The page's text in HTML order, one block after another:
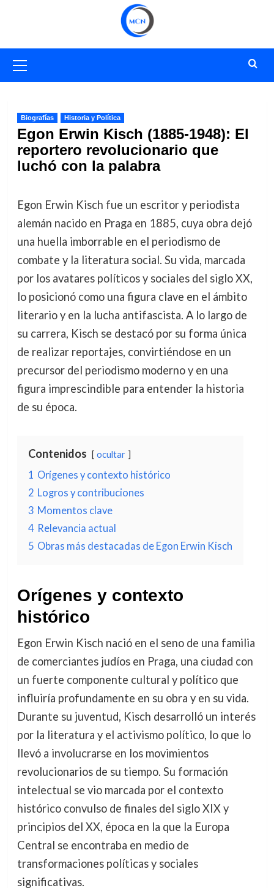
primario
Biografías Historia y Política
Egon Erwin Kisch (1885-1948): El
reportero revolucionario que
luchó con la palabra
Egon Erwin Kisch fue un escritor y periodista
alemán nacido en Praga en 1885, cuya obra dejó
una huella imborrable en el periodismo de
combate y la literatura social. Su vida, marcada
por los avatares políticos y sociales del siglo XX,
lo posicionó como una figura clave en el ámbito
literario y en la lucha antifascista. A lo largo de
su carrera, Kisch se destacó por su forma única
de realizar reportajes, convirtiéndose en un
precursor del periodismo moderno y en una
figura imprescindible para entender la historia
de su época.
Contenidos ocultar
1 Orígenes y contexto histórico
2 Logros y contribuciones
3 Momentos clave
4 Relevancia actual
5 Obras más destacadas de Egon Erwin Kisch
Orígenes y contexto
histórico
Egon Erwin Kisch nació en el seno de una familia
de comerciantes judíos en Praga, una ciudad con
un fuerte componente cultural y político que
influiría profundamente en su obra y en su vida.
Durante su juventud, Kisch desarrolló un interés
por la literatura y el activismo político, lo que lo
llevó a involucrarse en los movimientos
revolucionarios de su tiempo. Su formación
intelectual se vio marcada por el contexto
histórico convulso de finales del siglo XIX y
principios del XX, época en la que la Europa
Central se encontraba en medio de
transformaciones políticas y sociales
significativas.